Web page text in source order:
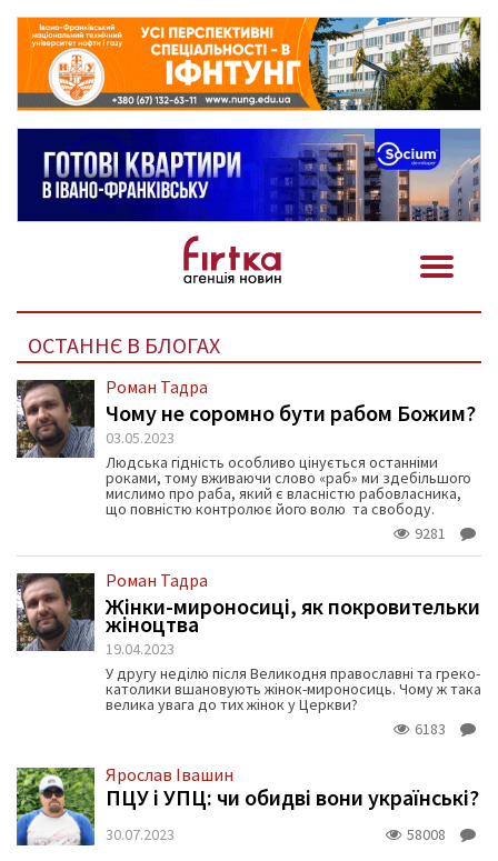
ОСТАННЄ В БЛОГАХ
Роман Тадра
Чому не соромно бути рабом Божим?
03.05.2023
Людська гідність особливо цінується останніми
роками, тому вживаючи слово «раб» ми здебільшого
мислимо про раба, який є власністю рабовласника,
що повністю контролює його волю та свободу.
9281
Роман Тадра
Жінки-мироносиці, як покровительки
жіноцтва
19.04.2023
У другу неділю після Великодня православні та греко-
католики вшановують жінок-мироносиць. Чому ж така
велика увага до тих жінок у Церкви?
6183
Ярослав Івашин
ПЦУ і УПЦ: чи обидві вони українські?
30.07.2023 58008